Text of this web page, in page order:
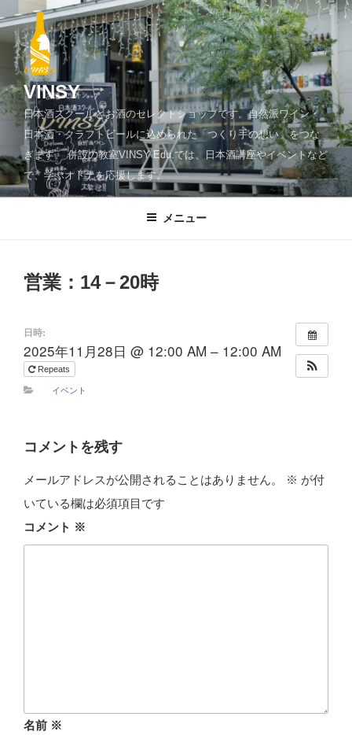
ン
ツ
へ
ッ
プ
VINSY
日本酒スクールとお酒のセレクトショップです。自然派ワイン・
日本酒・クラフトビールに込められた「つくり手の想い」をつな
ぎます。 併設の教室VINSY Edu.では、日本酒講座やイベントなど
で、学ぶオトナを応援します。
メニュー
営業：14－20時
日時:
2025年11月28日 @ 12:00 AM – 12:00 AM
Repeats
イベント
コメントを残す
メールアドレスが公開されることはありません。 ※ が付
いている欄は必須項目です
コメント ※
名前 ※